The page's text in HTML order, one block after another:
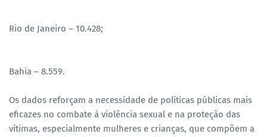
Rio de Janeiro – 10.428;
Bahia – 8.559.
Os dados reforçam a necessidade de políticas públicas mais
eficazes no combate à violência sexual e na proteção das
vítimas, especialmente mulheres e crianças, que compõem a